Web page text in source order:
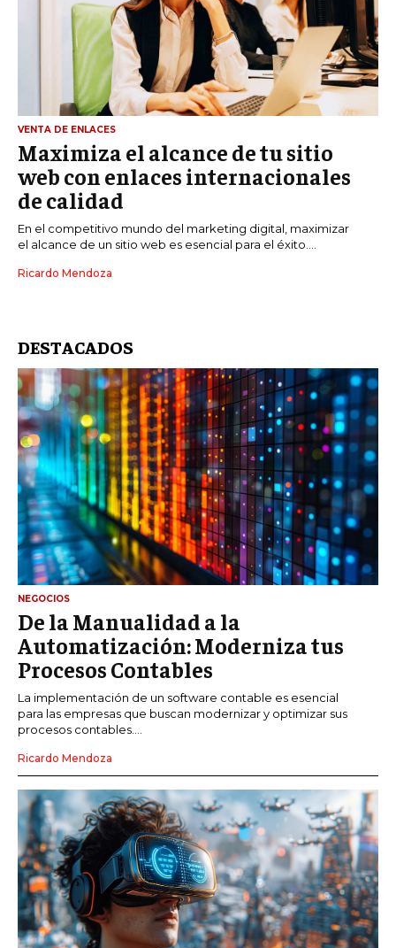
VENTA DE ENLACES
Maximiza el alcance de tu sitio
web con enlaces internacionales
de calidad
En el competitivo mundo del marketing digital, maximizar
el alcance de un sitio web es esencial para el éxito....
Ricardo Mendoza
DESTACADOS
NEGOCIOS
De la Manualidad a la
Automatización: Moderniza tus
Procesos Contables
La implementación de un software contable es esencial
para las empresas que buscan modernizar y optimizar sus
procesos contables....
Ricardo Mendoza